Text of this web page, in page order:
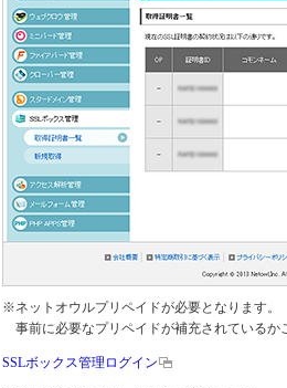
※ネットオウルプリペイドが必要となります。
事前に必要なプリペイドが補充されているか
SSLボックス管理ログイン